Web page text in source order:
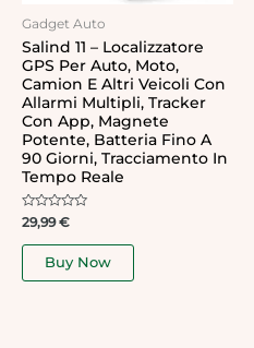
Gadget Auto
Salind 11 – Localizzatore
GPS Per Auto, Moto,
Camion E Altri Veicoli Con
Allarmi Multipli, Tracker
Con App, Magnete
Potente, Batteria Fino A
90 Giorni, Tracciamento In
Tempo Reale
Rated
0
out
29,99€
Buy Now